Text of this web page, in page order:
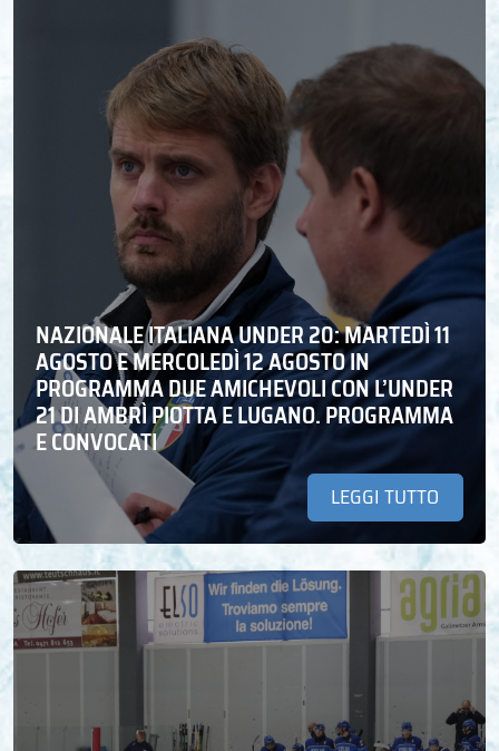
NAZIONALE ITALIANA UNDER 20: MARTEDÌ 11
AGOSTO E MERCOLEDÌ 12 AGOSTO IN
PROGRAMMA DUE AMICHEVOLI CON L’UNDER
21 DI AMBRÌ PIOTTA E LUGANO. PROGRAMMA
E CONVOCATI
LEGGI TUTTO